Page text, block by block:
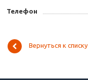
Телефон
Вернуться к списку